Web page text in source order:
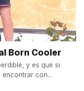
Born Cooler
y es que si
con...